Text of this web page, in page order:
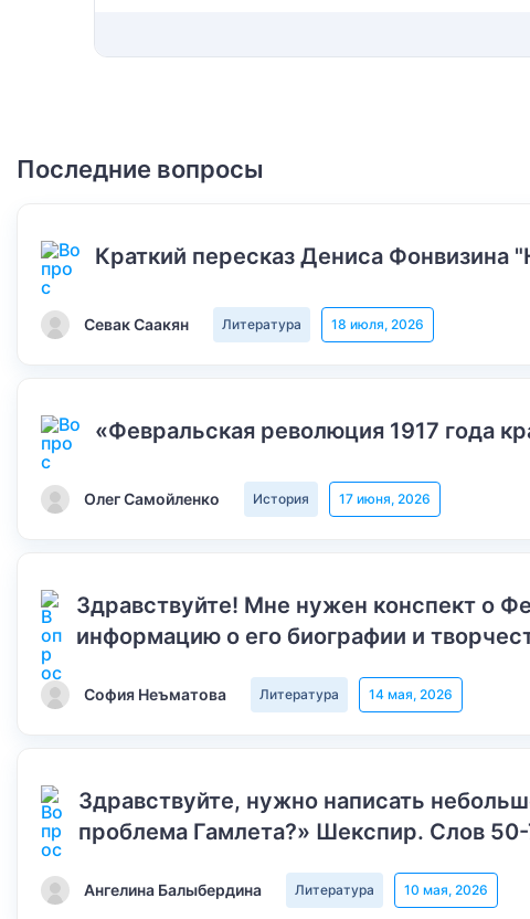
Последние вопросы
Краткий пересказ Дениса Фонвизина
Севак Саакян Литература 18 июля, 2026
«Февральская революция 1917 года
Олег Самойленко История 17 июня, 2026
Здравствуйте! Мне нужен конспект о
информацию о его биографии и
София Неъматова Литература 14 мая, 2026
Здравствуйте, нужно написать
проблема Гамлета?» Шекспир. Слов
Ангелина Балыбердина Литература 10 мая, 2026